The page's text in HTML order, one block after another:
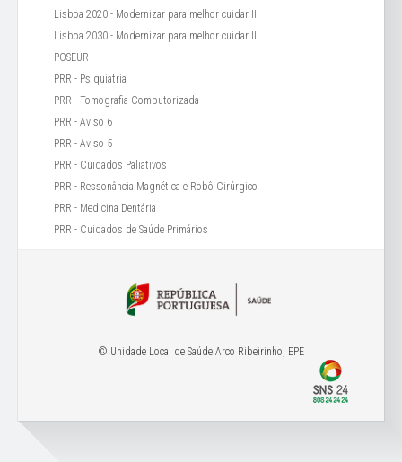
Lisboa 2020 - Modernizar para melhor cuidar II
Lisboa 2030 - Modernizar para melhor cuidar III
POSEUR
PRR - Psiquiatria
PRR - Tomografia Computorizada
PRR - Aviso 6
PRR - Aviso 5
PRR - Cuidados Paliativos
PRR - Ressonância Magnética e Robô Cirúrgico
PRR - Medicina Dentária
PRR - Cuidados de Saúde Primários
© Unidade Local de Saúde Arco Ribeirinho, EPE